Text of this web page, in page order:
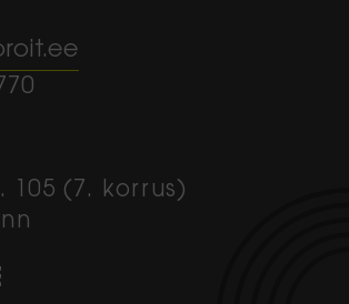
105 (7. korrus)